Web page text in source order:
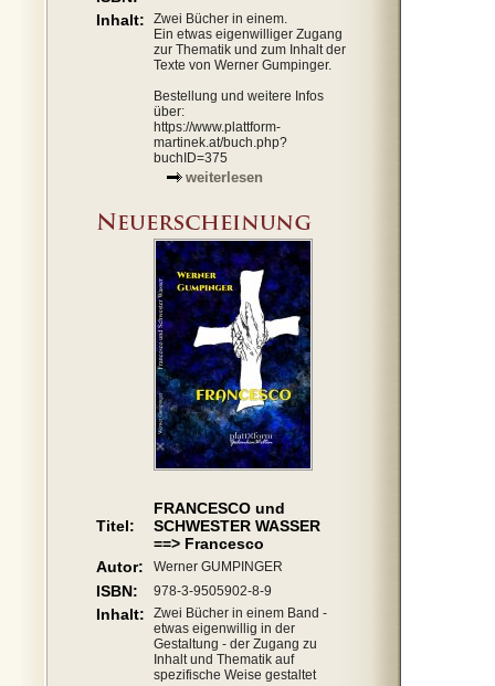
Inhalt:
Zwei Bücher in einem.
Ein etwas eigenwilliger Zugang
zur Thematik und zum Inhalt der
Texte von Werner Gumpinger.
Bestellung und weitere Infos
über:
https://www.plattform-
martinek.at/buch.php?
buchID=375
weiterlesen
Titel:
FRANCESCO und
SCHWESTER WASSER
==> Francesco
Autor:
Werner GUMPINGER
ISBN: 978-3-9505902-8-9
Inhalt:
Zwei Bücher in einem Band -
etwas eigenwillig in der
Gestaltung - der Zugang zu
Inhalt und Thematik auf
spezifische Weise gestaltet